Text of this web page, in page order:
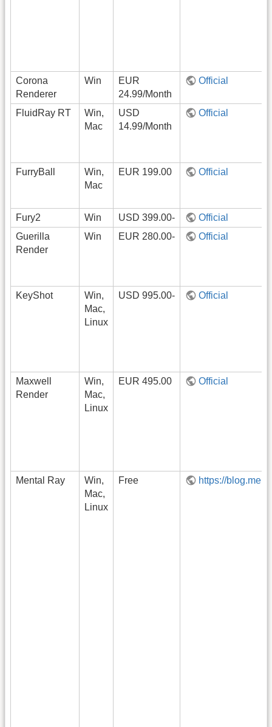
Corona
Renderer
Win
EUR
24.99/Month
Official
FluidRay RT
Win,
Mac
USD
14.99/Month
Official
FurryBall
Win,
Mac
EUR 199.00 Official
Fury2 Win USD 399.00-
Official
Guerilla
Render
Win EUR 280.00- Official
KeyShot
Win,
Mac,
Linux
USD 995.00- Official
Maxwell
Render
Win,
Mac,
Linux
EUR 495.00 Official
Mental Ray
Win,
Mac,
Linux
Free https://